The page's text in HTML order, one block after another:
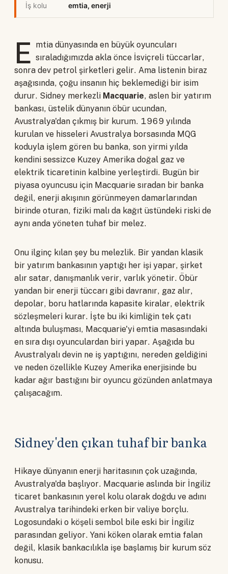
İş kolu
emtia, enerji
E mtia dünyasında en büyük oyuncuları
sıraladığımızda akla önce İsviçreli tüccarlar,
sonra dev petrol şirketleri gelir. Ama listenin biraz
aşağısında, çoğu insanın hiç beklemediği bir isim
durur. Sidney merkezli Macquarie, aslen bir yatırım
bankası, üstelik dünyanın öbür ucundan,
Avustralya'dan çıkmış bir kurum. 1969 yılında
kurulan ve hisseleri Avustralya borsasında MQG
koduyla işlem gören bu banka, son yirmi yılda
kendini sessizce Kuzey Amerika doğal gaz ve
elektrik ticaretinin kalbine yerleştirdi. Bugün bir
piyasa oyuncusu için Macquarie sıradan bir banka
değil, enerji akışının görünmeyen damarlarından
birinde oturan, fiziki malı da kağıt üstündeki riski de
aynı anda yöneten tuhaf bir melez.
Onu ilginç kılan şey bu melezlik. Bir yandan klasik
bir yatırım bankasının yaptığı her işi yapar, şirket
alır satar, danışmanlık verir, varlık yönetir. Öbür
yandan bir enerji tüccarı gibi davranır, gaz alır,
depolar, boru hatlarında kapasite kiralar, elektrik
sözleşmeleri kurar. İşte bu iki kimliğin tek çatı
altında buluşması, Macquarie'yi emtia masasındaki
en sıra dışı oyunculardan biri yapar. Aşağıda bu
Avustralyalı devin ne iş yaptığını, nereden geldiğini
ve neden özellikle Kuzey Amerika enerjisinde bu
kadar ağır bastığını bir oyuncu gözünden anlatmaya
çalışacağım.
Sidney'den çıkan tuhaf bir banka
Hikaye dünyanın enerji haritasının çok uzağında,
Avustralya'da başlıyor. Macquarie aslında bir İngiliz
ticaret bankasının yerel kolu olarak doğdu ve adını
Avustralya tarihindeki erken bir valiye borçlu.
Logosundaki o köşeli sembol bile eski bir İngiliz
parasından geliyor. Yani köken olarak emtia falan
değil, klasik bankacılıkla işe başlamış bir kurum söz
konusu.